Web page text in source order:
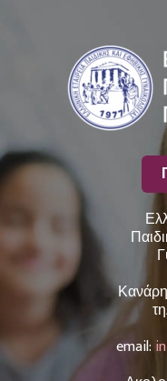
email: